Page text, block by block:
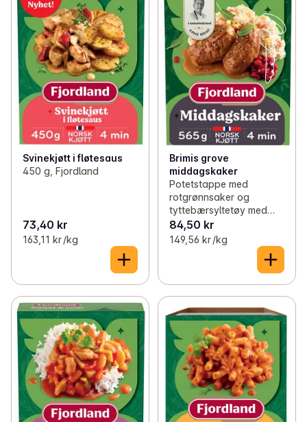
Svinekjøtt i fløtesaus
450 g, Fjordland
73,40 kr
163,11 kr /kg
Brimis grove
middagskaker
Potetstappe med
rotgrønnsaker og
tyttebærsyltetøy med
eplebiter, 565 g,
Fjordland
84,50 kr
149,56 kr /kg